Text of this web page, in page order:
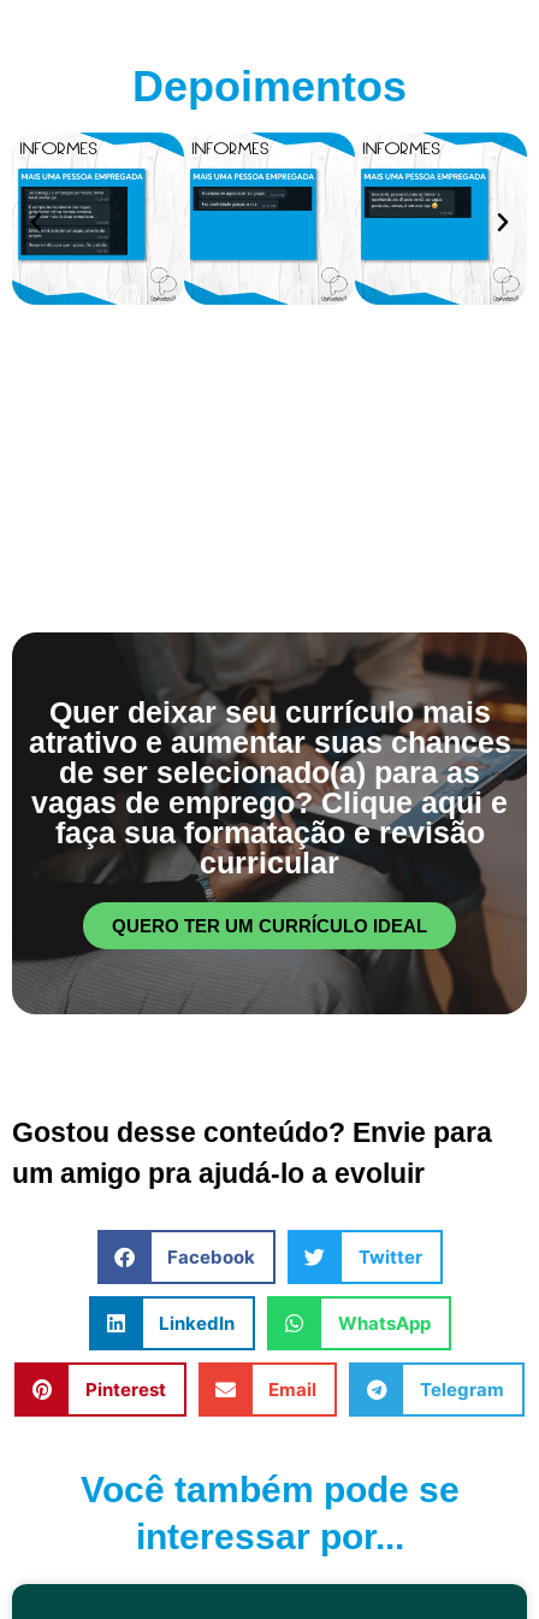
Depoimentos
Quer deixar seu currículo mais
atrativo e aumentar suas chances
de ser selecionado(a) para as
vagas de emprego? Clique aqui e
faça sua formatação e revisão
curricular
QUERO TER UM CURRÍCULO IDEAL
Gostou desse conteúdo? Envie para
um amigo pra ajudá-lo a evoluir
Facebook Twitter
LinkedIn WhatsApp
Pinterest Email Telegram
Você também pode se
interessar por...